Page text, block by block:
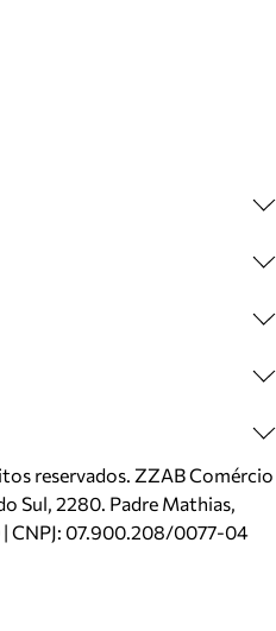
reservados. ZZAB Comércio
Sul, 2280. Padre Mathias,
CNPJ: 07.900.208/0077-04